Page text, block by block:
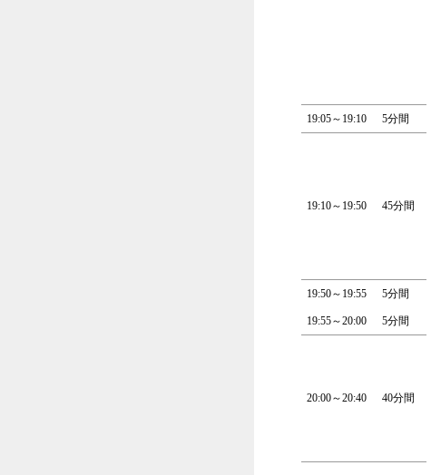
19:05～19:10 5分間
19:10～19:50 45分間
19:50～19:55 5分間
19:55～20:00 5分間
20:00～20:40 40分間